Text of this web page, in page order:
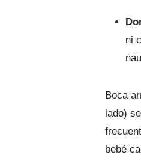
ni
Boca
lado)
bebé